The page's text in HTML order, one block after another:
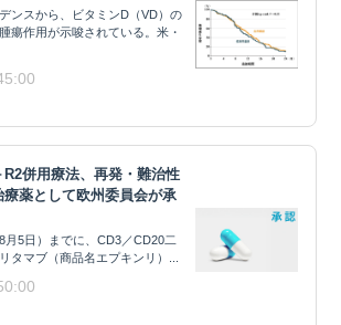
ンスから、ビタミンD（VD）の
瘍作用が示唆されている。米・
併用療法、再発・難治性
薬として欧州委員会が承
5日）までに、CD3／CD20二
タマブ（商品名エプキンリ）...